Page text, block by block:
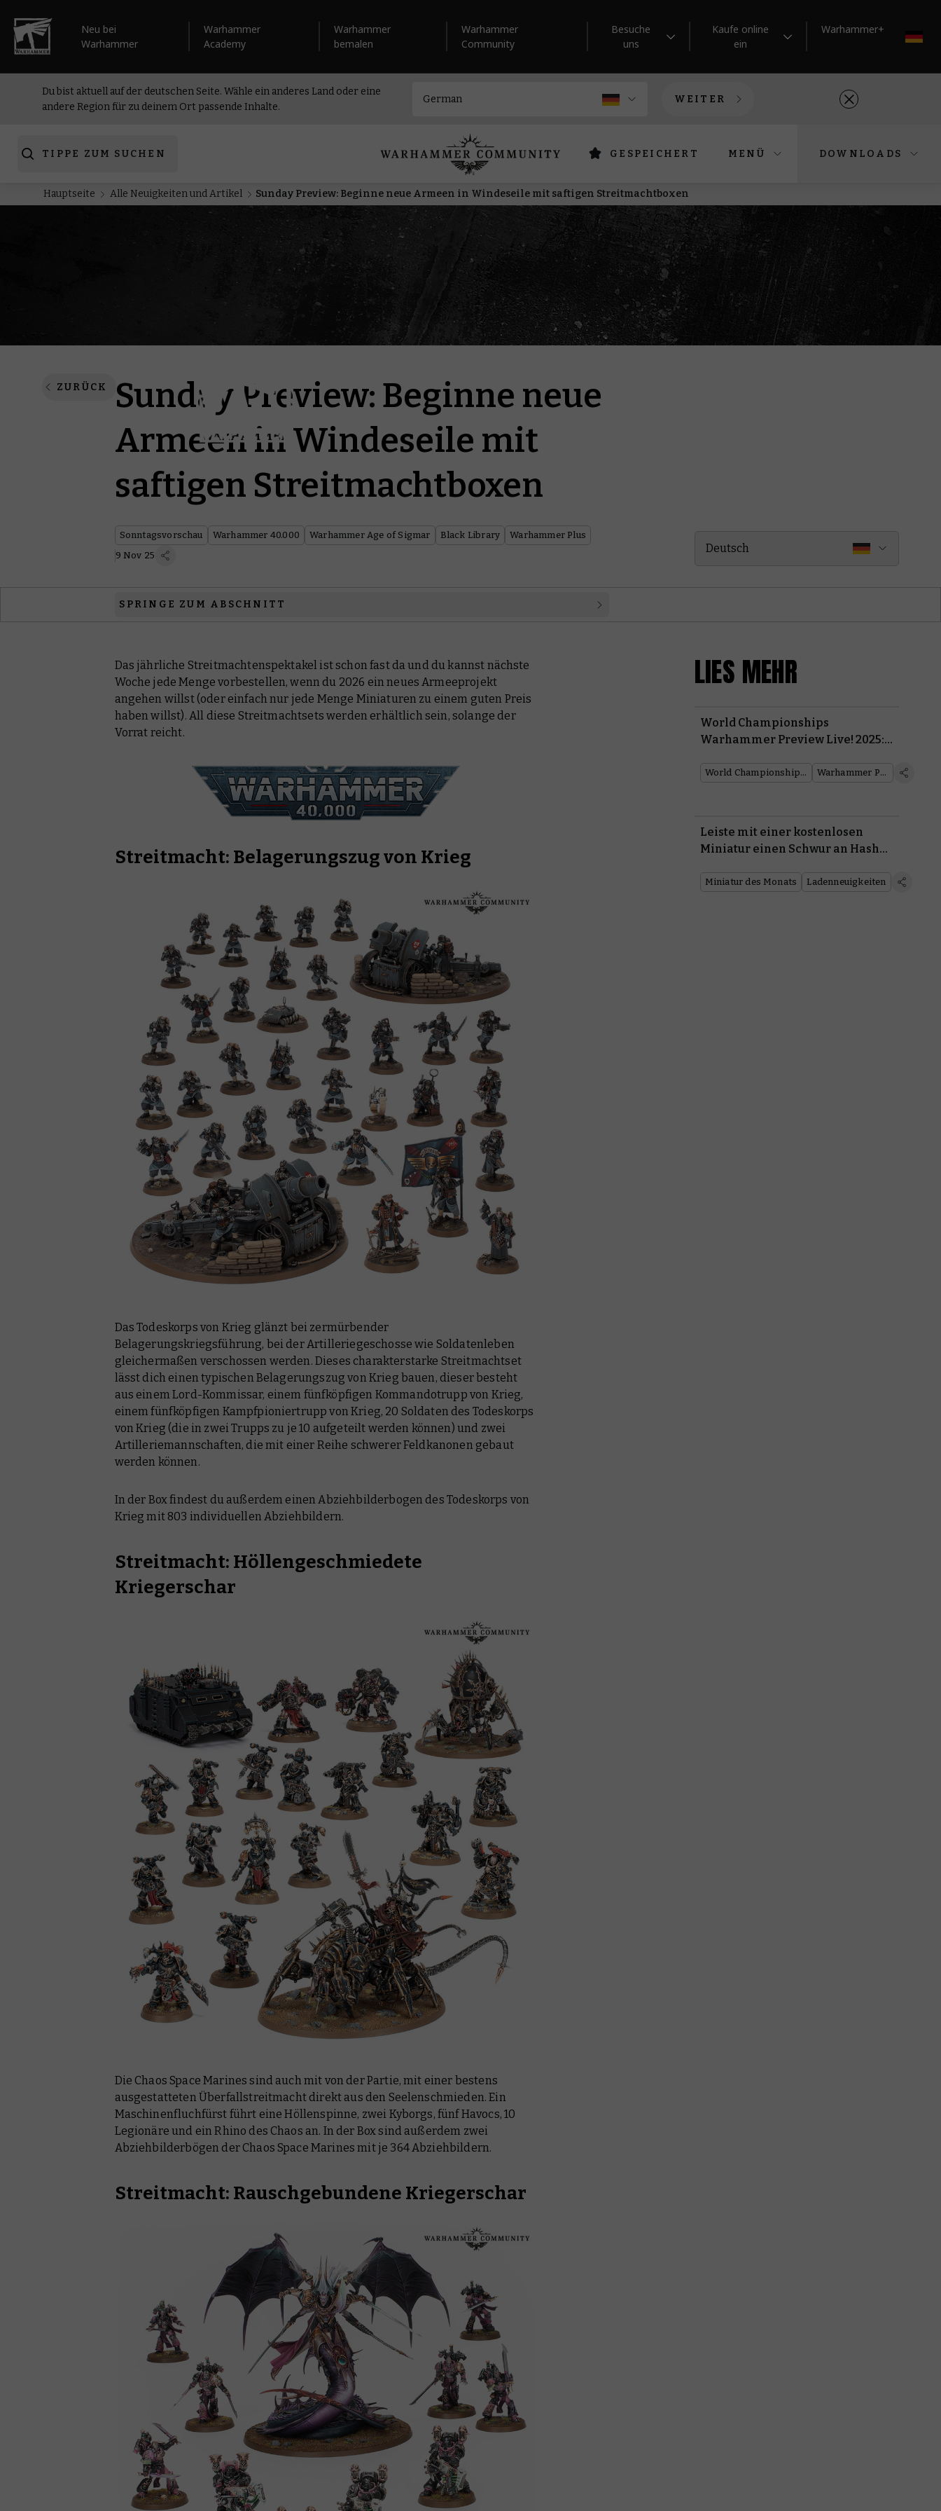
Neu bei
Warhammer
Warhammer
Academy
Warhammer
bemalen
Warhammer
Community
Besuche
uns
Kaufe online
ein
Warhammer+
Du bist aktuell auf der deutschen Seite. Wähle ein anderes Land oder eine
andere Region für zu deinem Ort passende Inhalte.
WEITER
TIPPE ZUM SUCHEN GESPEICHERT MENÜ DOWNLOADS
Hauptseite Alle Neuigkeiten und Artikel Sunday Preview: Beginne neue Armeen in Windeseile mit saftigen Streitmachtboxen
ZURÜCK
Sunday Preview: Beginne neue
Armeen in Windeseile mit
saftigen Streitmachtboxen
Sonntagsvorschau Warhammer 40.000 Warhammer Age of Sigmar Black Library
Warhammer Plus
9 Nov 25
Deutsch
SPRINGE ZUM ABSCHNITT
Warhammer Age of Sigmar
Black Library
Warhammer Plus
Das jährliche Streitmachtenspektakel ist schon fast da und du kannst nächste
Woche jede Menge vorbestellen, wenn du 2026 ein neues Armeeprojekt
angehen willst (oder einfach nur jede Menge Miniaturen zu einem guten Preis
haben willst). All diese Streitmachtsets werden erhältlich sein, solange der
Vorrat reicht.
Streitmacht: Belagerungszug von Krieg
Das Todeskorps von Krieg glänzt bei zermürbender
Belagerungskriegsführung, bei der Artilleriegeschosse wie Soldatenleben
gleichermaßen verschossen werden. Dieses charakterstarke Streitmachtset
lässt dich einen typischen Belagerungszug von Krieg bauen, dieser besteht
aus einem Lord-Kommissar, einem fünfköpfigen Kommandotrupp von Krieg,
einem fünfköpfigen Kampfpioniertrupp von Krieg, 20 Soldaten des Todeskorps
von Krieg (die in zwei Trupps zu je 10 aufgeteilt werden können) und zwei
Artilleriemannschaften, die mit einer Reihe schwerer Feldkanonen gebaut
werden können.
In der Box findest du außerdem einen Abziehbilderbogen des Todeskorps von
Krieg mit 803 individuellen Abziehbildern.
Streitmacht: Höllengeschmiedete
Kriegerschar
Die Chaos Space Marines sind auch mit von der Partie, mit einer bestens
ausgestatteten Überfallstreitmacht direkt aus den Seelenschmieden. Ein
Maschinenfluchfürst führt eine Höllenspinne, zwei Kyborgs, fünf Havocs, 10
Legionäre und ein Rhino des Chaos an. In der Box sind außerdem zwei
Abziehbilderbögen der Chaos Space Marines mit je 364 Abziehbildern.
Streitmacht: Rauschgebundene Kriegerschar
LIES MEHR
World Championships
Warhammer Preview Live! 2025:
World Championships of Warhammer Warhammer Preview Show
Leiste mit einer kostenlosen
Miniatur einen Schwur an Hashut
Rot’n Gobbos
Miniatur des Monats Ladenneuigkeiten